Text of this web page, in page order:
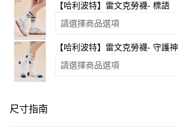
【哈利波特】雷文克勞襪- 標語
請選擇商品選項
【哈利波特】雷文克勞襪- 守護神
請選擇商品選項
尺寸指南